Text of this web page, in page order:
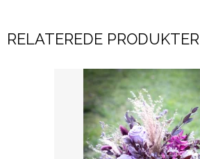
RELATEREDE PRODUKTER